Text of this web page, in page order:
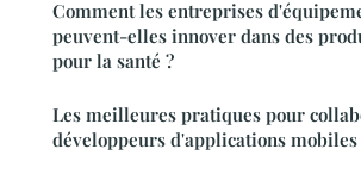
Comment les entreprises
peuvent-elles innover dans des
pour la santé ?
Les meilleures pratiques pour
développeurs d'applications mobiles